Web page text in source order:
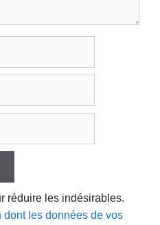
réduire les indésirables.
dont les données de vos